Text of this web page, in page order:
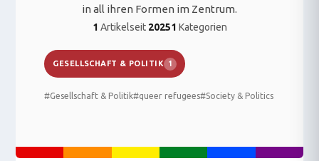
in all ihren Formen im Zentrum.
1 Artikelseit 20251 Kategorien
GESELLSCHAFT & POLITIK 1
#Gesellschaft & Politik#queer refugees#Society & Politics